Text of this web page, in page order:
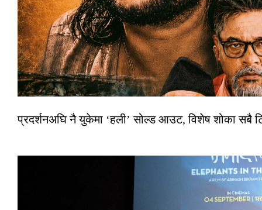
प्रदर्शनअघि नै युकेमा ‘हली’ सोल्ड आउट, विशेष शोका सबै